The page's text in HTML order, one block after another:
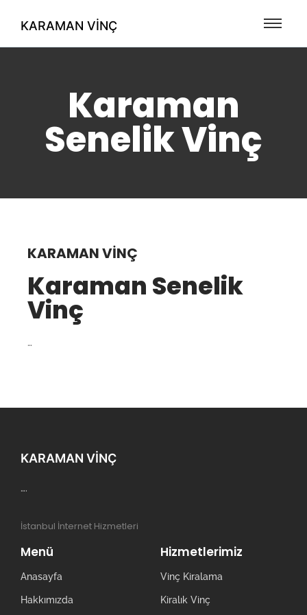
KARAMAN VINÇ
Karaman
Senelik Vinç
KARAMAN VINÇ
Karaman Senelik
Vinç
…
KARAMAN VINÇ
….
İstanbul İnternet Hizmetleri
Menü
Anasayfa
Hakkımızda
Hizmetlerimiz
Vinç Kiralama
Kiralık Vinç